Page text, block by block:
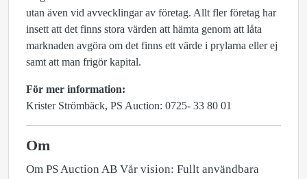
utan även vid avvecklingar av företag. Allt fler företag har
insett att det finns stora värden att hämta genom att låta
marknaden avgöra om det finns ett värde i prylarna eller ej
samt att man frigör kapital.
För mer information:
Krister Strömbäck, PS Auction: 0725- 33 80 01
Om
Om PS Auction AB Vår vision: Fullt användbara